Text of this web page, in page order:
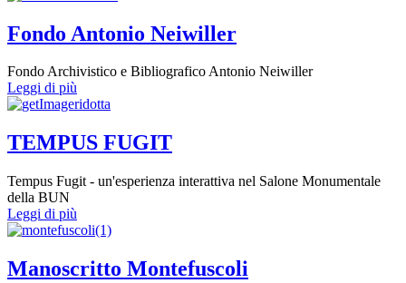
Fondo Antonio Neiwiller
Fondo Archivistico e Bibliografico Antonio Neiwiller
Leggi di più
TEMPUS FUGIT
Tempus Fugit - un'esperienza interattiva nel Salone Monumentale
della BUN
Leggi di più
Manoscritto Montefuscoli